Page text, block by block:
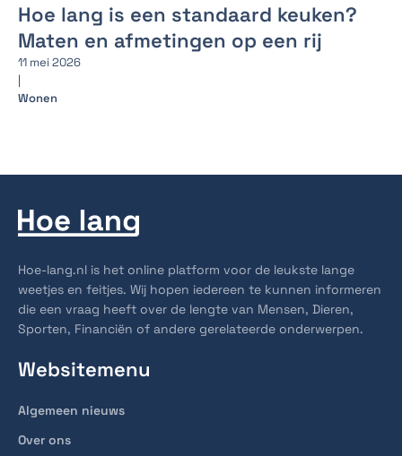
Hoe lang is een standaard keuken?
Maten en afmetingen op een rij
11 mei 2026
|
Wonen
Hoe-lang.nl is het online platform voor de leukste lange
weetjes en feitjes. Wij hopen iedereen te kunnen informeren
die een vraag heeft over de lengte van Mensen, Dieren,
Sporten, Financiën of andere gerelateerde onderwerpen.
Websitemenu
Algemeen nieuws
Over ons